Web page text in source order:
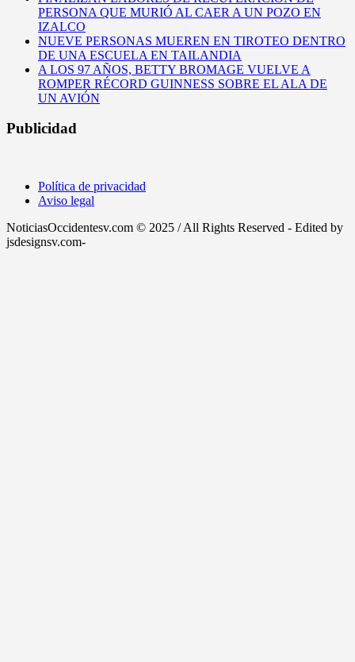
PERSONA QUE MURIÓ AL CAER A UN POZO EN
IZALCO
NUEVE PERSONAS MUEREN EN TIROTEO DENTRO
DE UNA ESCUELA EN TAILANDIA
A LOS 97 AÑOS, BETTY BROMAGE VUELVE A
ROMPER RÉCORD GUINNESS SOBRE EL ALA DE
UN AVIÓN
Publicidad
Política de privacidad
Aviso legal
NoticiasOccidentesv.com © 2025 / All Rights Reserved - Edited by
jsdesignsv.com-